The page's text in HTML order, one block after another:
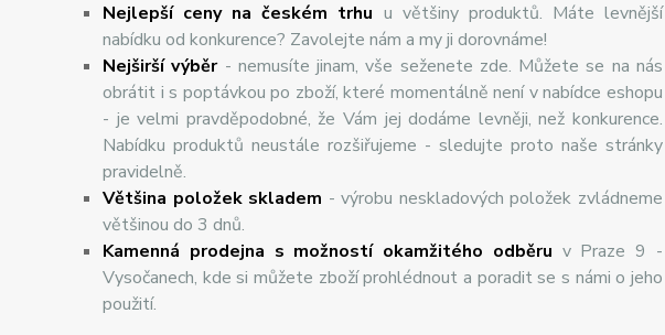
Nejlepší ceny na českém trhu u většiny produktů. Máte levnější
nabídku od konkurence? Zavolejte nám a my ji dorovnáme!
Nejširšívýběr- nemusíte jinam, vše seženete zde. Můžete se na nás
obrátit i s poptávkou po zboží, které momentálně není v nabídce eshopu
- je velmi pravděpodobné, že Vám jej dodáme levněji, než konkurence.
Nabídku produktů neustále rozšiřujeme - sledujte proto naše stránky
pravidelně.
Většina položek skladem - výrobu neskladových položek zvládneme
většinou do 3 dnů.
Kamenná prodejna s možností okamžitého odběru v Praze 9 -
Vysočanech, kde si můžete zboží prohlédnout a poradit se s námi o jeho
použití.